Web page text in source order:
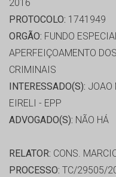
2016
PROTOCOLO: 1741949
ORGÃO: FUNDO
APERFEIÇOAMENTO
CRIMINAIS
INTERESSADO(S): JOAO
EIRELI - EPP
ADVOGADO(S): NÃO HÁ
RELATOR: CONS.
PROCESSO: TC/29505/